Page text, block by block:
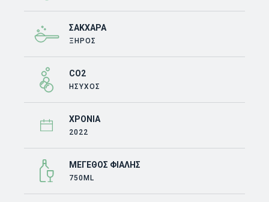
ΣΆΚΧΑΡΑ
ΞΗΡΟΣ
CO2
ΗΣΥΧΟΣ
ΧΡΟΝΙΆ
2022
ΜΈΓΕΘΟΣ ΦΙΆΛΗΣ
750ML